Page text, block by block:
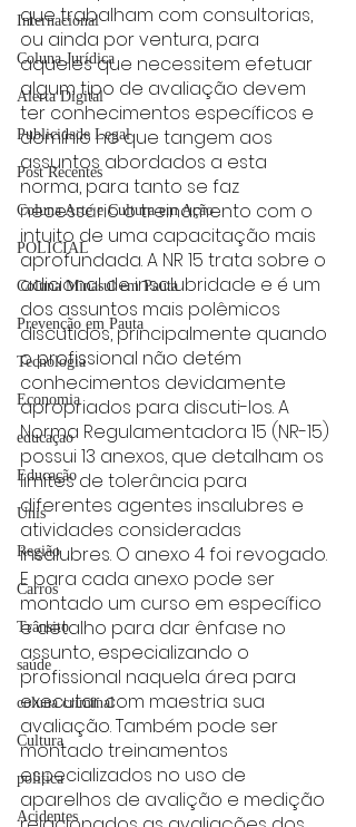
Internacional
Coluna Jurídica
Alerta Digital
Publicidade Legal
Post Recentes
Coluna Arte e Cultura em Ação
POLICIAL
Coluna Minasul em Pauta
Prevenção em Pauta
Tecnologia
Economia
educaçao
Educação
Unis
Região
Carros
Trânsito
saúde
coluna criminal
Cultura
politica
Acidentes
que trabalham com consultorias,
ou ainda por ventura, para
aqueles que necessitem efetuar
algum tipo de avaliação devem
ter conhecimentos específicos e
domínio no que tangem aos
assuntos abordados a esta
norma, para tanto se faz
necessário o treinamento com o
intuito de uma capacitação mais
aprofundada. A NR 15 trata sobre o
adicional de insalubridade e é um
dos assuntos mais polêmicos
discutidos, principalmente quando
o profissional não detém
conhecimentos devidamente
apropriados para discuti-los. A
Norma Regulamentadora 15 (NR-15)
possui 13 anexos, que detalham os
limites de tolerância para
diferentes agentes insalubres e
atividades consideradas
insalubres. O anexo 4 foi revogado.
E para cada anexo pode ser
montado um curso em específico
e detalho para dar ênfase no
assunto, especializando o
profissional naquela área para
executar com maestria sua
avaliação. Também pode ser
montado treinamentos
especializados no uso de
aparelhos de avalição e medição